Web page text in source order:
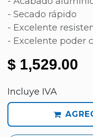
- Secado rápido
- Excelente
- Excelente poder
$ 1,529.00
Incluye IVA